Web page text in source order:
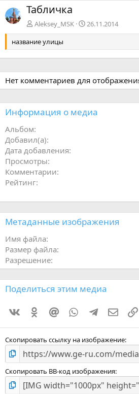
а
д
Табличка
Aleksey_MSK
26.11.2014
название улицы
Нет комментариев для
Информация о медиа
Альбом
Добавил(а)
Дата добавления
Просмотры
Комментарии
Рейтинг
Метаданные изображения
Имя файла
Размер файла
Разрешение
Поделиться этим медиа
VkontakteOdnoklassniki
Mail.ruWhatsAppTelegram
Скопировать ссылку на изображение
Скопировать BB-код изображения